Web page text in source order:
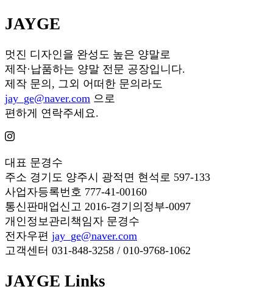
JAYGE
멋진 디자인을 완성도 높은 양말로
제작·납품하는 양말 전문 공장입니다.
제작 문의, 그외 어떠한 문의라도
jay_ge@naver.com 으로
편하게 연락주세요.
대표 문경수
주소 경기도 양주시 광적면 현석로 597-133
사업자등록번호 777-41-00160
통신판매업신고 2016-경기의정부-0097
개인정보관리책임자 문경수
전자우편 jay_ge@naver.com
고객센터 031-848-3258 / 010-9768-1062
JAYGE Links